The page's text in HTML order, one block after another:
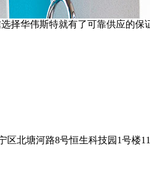
择华伟斯特就有了可靠供应的保
区北塘河路8号恒生科技园1号楼